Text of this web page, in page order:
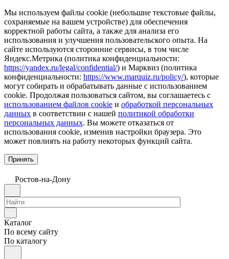
Мы используем файлы cookie (небольшие текстовые файлы,
сохраняемые на вашем устройстве) для обеспечения
корректной работы сайта, а также для анализа его
использования и улучшения пользовательского опыта. На
сайте используются сторонние сервисы, в том числе
Яндекс.Метрика (политика конфиденциальности:
https://yandex.ru/legal/confidential/) и Марквиз (политика
конфиденциальности: https://www.marquiz.ru/policy/), которые
могут собирать и обрабатывать данные с использованием
cookie. Продолжая пользоваться сайтом, вы соглашаетесь с
использованием файлов cookie и обработкой персональных
данных в соответствии с нашей политикой обработки
персональных данных. Вы можете отказаться от
использования cookie, изменив настройки браузера. Это
может повлиять на работу некоторых функций сайта.
Принять
Ростов-на-Дону
Каталог
По всему сайту
По каталогу